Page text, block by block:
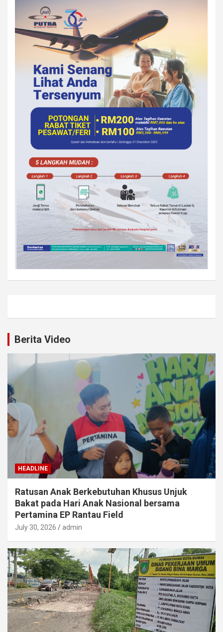
Berita Video
HEADLINE
Ratusan Anak Berkebutuhan Khusus Unjuk
Bakat pada Hari Anak Nasional bersama
Pertamina EP Rantau Field
July 30, 2026 admin